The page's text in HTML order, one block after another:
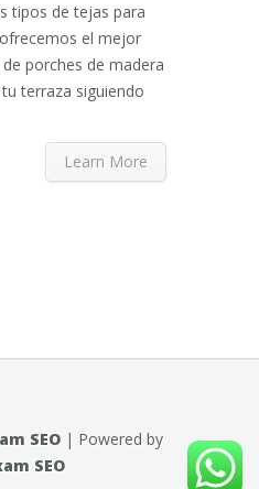
tipos de tejas para
el mejor
porches de madera
terraza siguiendo
Learn More
SEO| Powered by
SEO